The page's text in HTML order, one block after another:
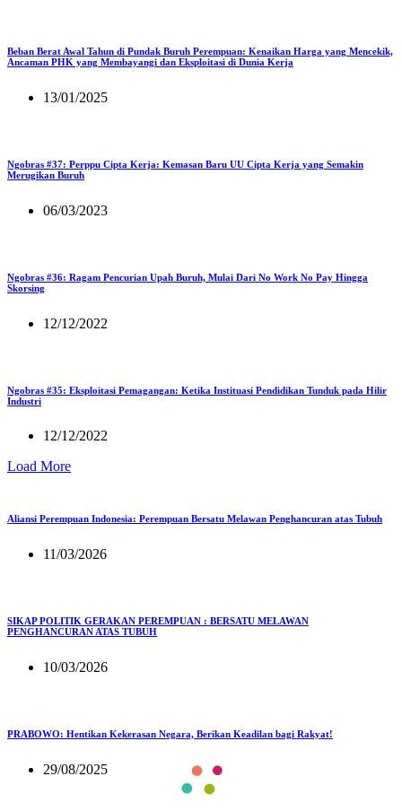
Beban Berat Awal Tahun di Pundak Buruh Perempuan: Kenaikan Harga yang Mencekik,
Ancaman PHK yang Membayangi dan Eksploitasi di Dunia Kerja
13/01/2025
Ngobras #37: Perppu Cipta Kerja: Kemasan Baru UU Cipta Kerja yang Semakin
Merugikan Buruh
06/03/2023
Ngobras #36: Ragam Pencurian Upah Buruh, Mulai Dari No Work No Pay Hingga
Skorsing
12/12/2022
Ngobras #35: Eksploitasi Pemagangan: Ketika Instituasi Pendidikan Tunduk pada Hilir
Industri
12/12/2022
Load More
Aliansi Perempuan Indonesia: Perempuan Bersatu Melawan Penghancuran atas Tubuh
11/03/2026
SIKAP POLITIK GERAKAN PEREMPUAN : BERSATU MELAWAN
PENGHANCURAN ATAS TUBUH
10/03/2026
PRABOWO: Hentikan Kekerasan Negara, Berikan Keadilan bagi Rakyat!
29/08/2025